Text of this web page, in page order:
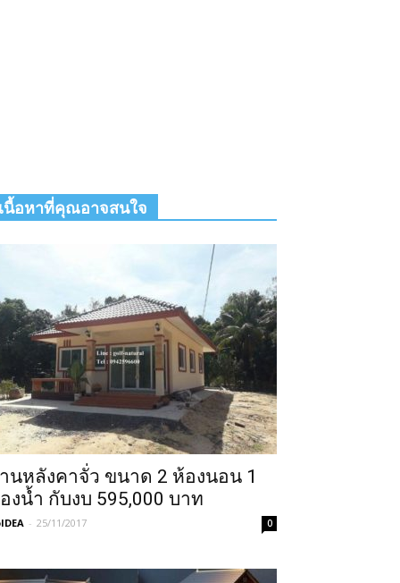
เนื้อหาที่คุณอาจสนใจ
นหลังคาจั่ว ขนาด 2 ห้องนอน 1
งน้ำ กับงบ 595,000 บาท
- 25/11/2017 0